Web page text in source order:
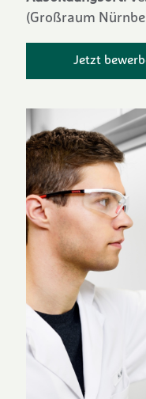
(Großraum
Jetzt